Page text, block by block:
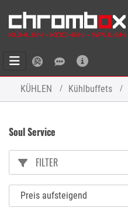
KÜHLEN Kühlbuffets
Soul Service
FILTER